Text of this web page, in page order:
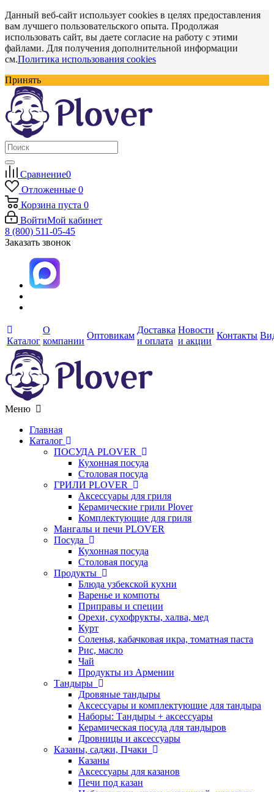
Данный веб-сайт использует cookies в целях предоставления
вам лучшего пользовательского опыта. Продолжая
использовать сайт, вы даете согласие на работу с этими
файлами. Для получения дополнительной информации
см.Политика использования cookies
Принять
Сравнение0
Отложенные 0
Корзина пуста 0
ВойтиМой кабинет
8 (800) 511-05-45
Заказать звонок
Каталог
О
компании
Оптовикам
Доставка
и оплата
Новости
и акции
Контакты
Меню
Главная
Каталог
ПОСУДА PLOVER
Кухонная посуда
Столовая посуда
ГРИЛИ PLOVER
Аксессуары для гриля
Керамические грили Plover
Комплектующие для гриля
Мангалы и печи PLOVER
Посуда
Кухонная посуда
Столовая посуда
Продукты
Блюда узбекской кухни
Варенье и компоты
Приправы и специи
Орехи, сухофрукты, халва, мед
Курт
Соленья, кабачковая икра, томатная паста
Рис, масло
Чай
Продукты из Армении
Тандыры
Дровяные тандыры
Аксессуары и комплектующие для тандыра
Наборы: Тандыры + аксессуары
Керамическая посуда для тандыров
Дровницы и аксессуары
Казаны, саджи, Пчаки
Казаны
Аксессуары для казанов
Печи под казан